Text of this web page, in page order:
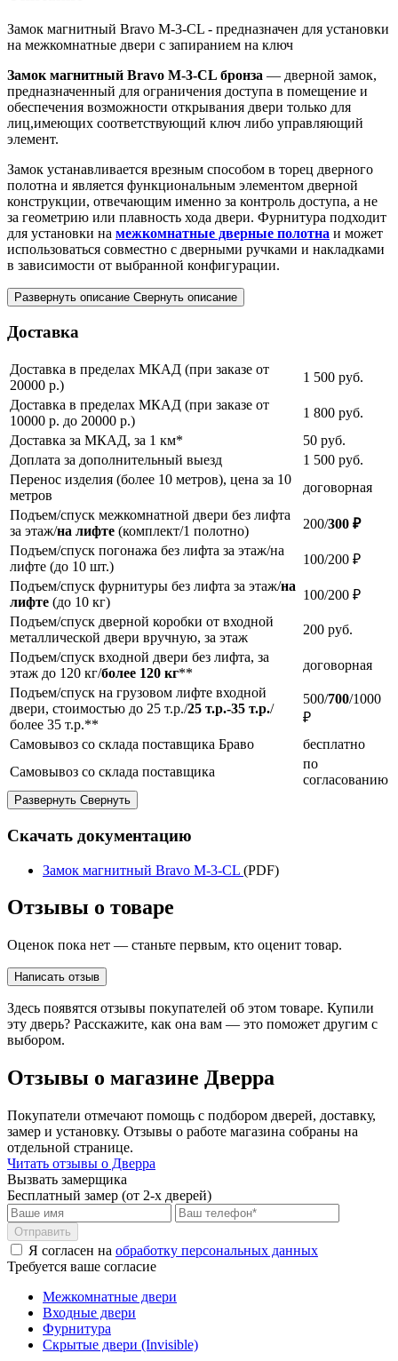
Замок магнитный Bravo M-3-CL - предназначен для установки
на межкомнатные двери с запиранием на ключ
Замок магнитный Bravo M-3-CL бронза — дверной замок,
предназначенный для ограничения доступа в помещение и
обеспечения возможности открывания двери только для
лиц,имеющих соответствующий ключ либо управляющий
элемент.
Замок устанавливается врезным способом в торец дверного
полотна и является функциональным элементом дверной
конструкции, отвечающим именно за контроль доступа, а не
за геометрию или плавность хода двери. Фурнитура подходит
для установки на межкомнатные дверные полотна и может
использоваться совместно с дверными ручками и накладками
в зависимости от выбранной конфигурации.
Развернуть описание Свернуть описание
Доставка
Доставка в пределах МКАД (при заказе от
20000 р.)
1 500 руб.
Доставка в пределах МКАД (при заказе от
10000 р. до 20000 р.)
1 800 руб.
Доставка за МКАД, за 1 км*
50 руб.
Доплата за дополнительный выезд
1 500 руб.
Перенос изделия (более 10 метров), цена за 10
метров
договорная
Подъем/спуск межкомнатной двери без лифта
за этаж/на лифте (комплект/1 полотно) 200/300 ₽
Подъем/спуск погонажа без лифта за этаж/на
лифте (до 10 шт.)
100/200 ₽
Подъем/спуск фурнитуры без лифта за этаж/на
лифте (до 10 кг)
100/200 ₽
Подъем/спуск дверной коробки от входной
металлической двери вручную, за этаж
200 руб.
Подъем/спуск входной двери без лифта, за
этаж до 120 кг/более 120 кг**
договорная
Подъем/спуск на грузовом лифте входной
двери, стоимостью до 25 т.р./25 т.р.-35 т.р./
более 35 т.р.**
500/700/1000
₽
Самовывоз со склада поставщика Браво
бесплатно
Самовывоз со склада поставщика
по
согласованию
Развернуть Свернуть
Скачать документацию
Замок магнитный Bravo M-3-CL (PDF)
Отзывы о товаре
Оценок пока нет — станьте первым, кто оценит товар.
Написать отзыв
Здесь появятся отзывы покупателей об этом товаре. Купили
эту дверь? Расскажите, как она вам — это поможет другим с
выбором.
Отзывы о магазине Дверра
Покупатели отмечают помощь с подбором дверей, доставку,
замер и установку. Отзывы о работе магазина собраны на
отдельной странице.
Читать отзывы о Дверра
Вызвать замерщика
Бесплатный замер (от 2-х дверей)
Отправить
Я согласен на обработку персональных данных
Требуется ваше согласие
Межкомнатные двери
Входные двери
Фурнитура
Скрытые двери (Invisible)